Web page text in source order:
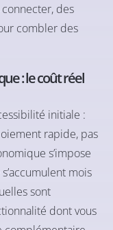
des
combler des
: le coût réel
initiale :
rapide, pas
s’impose
mois
sont
dont vous